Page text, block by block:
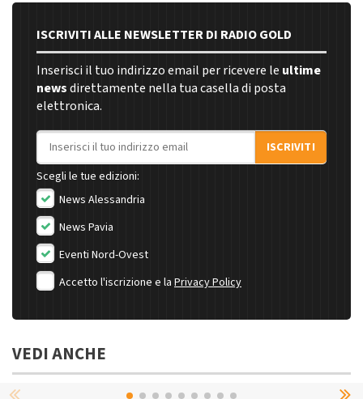
ISCRIVITI ALLE NEWSLETTER DI RADIO GOLD
Inserisci il tuo indirizzo email per ricevere le ultime
newsdirettamente nella tua casella di posta
elettronica.
Indirizzo email
ISCRIVITI
Scegli le tue edizioni:
News Alessandria
News Pavia
Eventi Nord-Ovest
Accetto l'iscrizione e la Privacy Policy
VEDI ANCHE